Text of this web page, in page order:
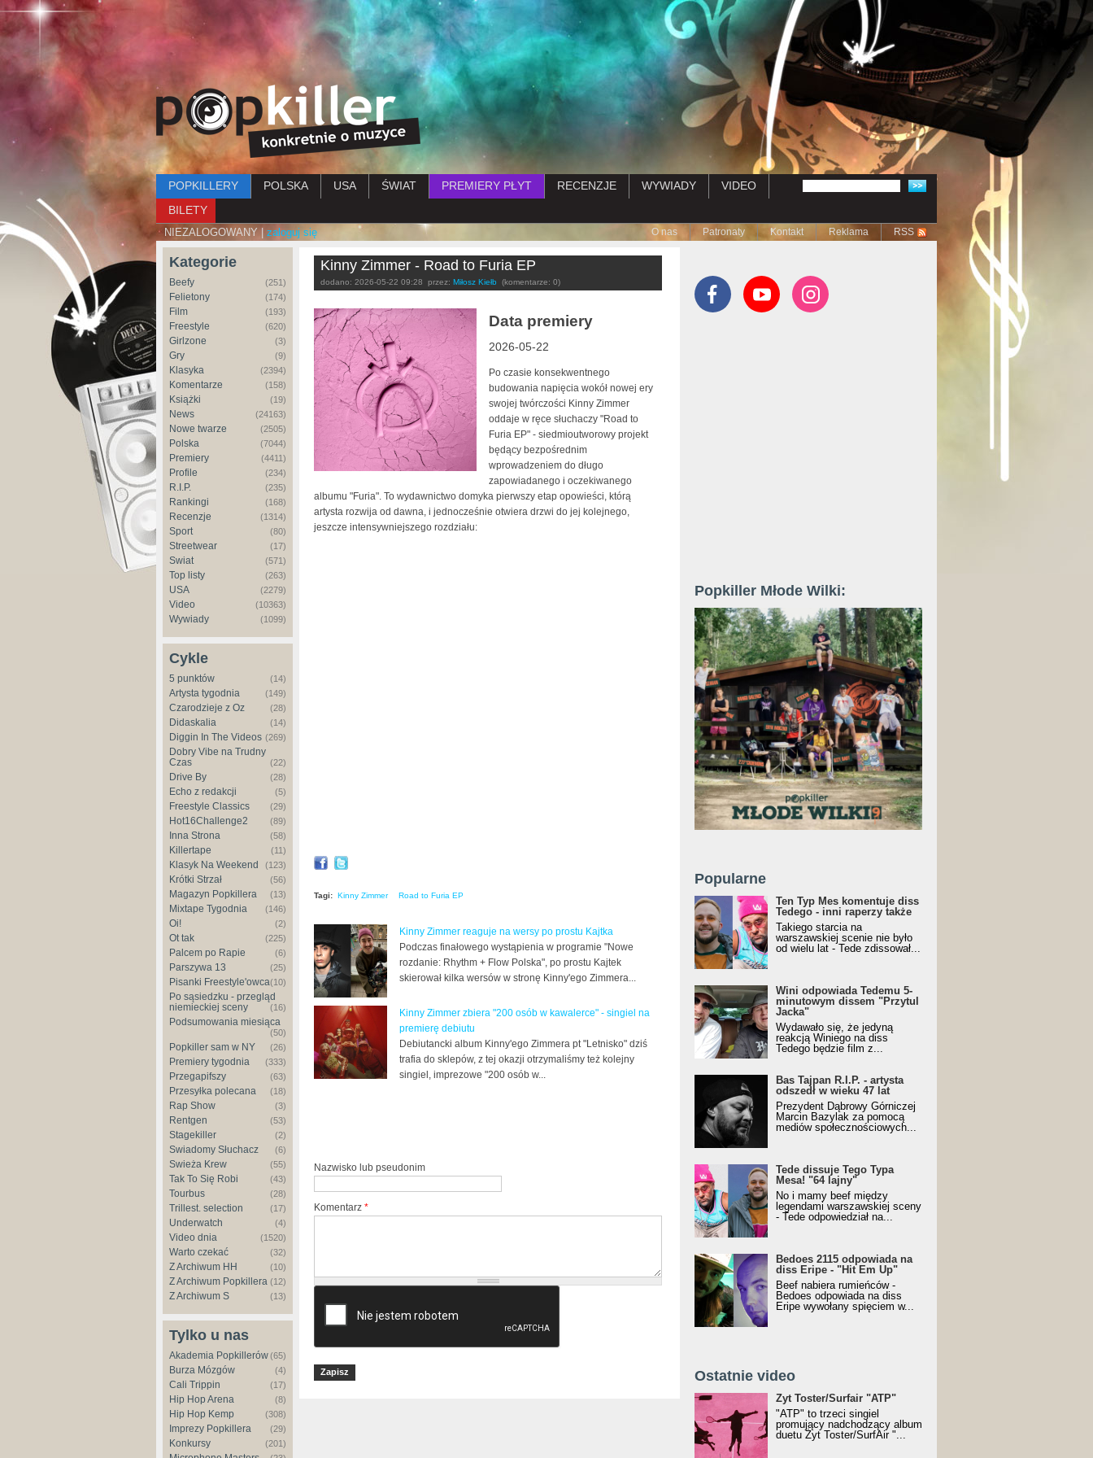
Przejdź do treści
Menu główne
POPKILLERY POLSKA USA ŚWIAT PREMIERY PŁYT RECENZJE WYWIADY
VIDEO
BILETY
NIEZALOGOWANY | zaloguj się Submenu
O nas Patronaty Kontakt Reklama RSS
Kategorie
Beefy (251)
Felietony (174)
Film (193)
Freestyle (620)
Girlzone (3)
Gry (9)
Klasyka (2394)
Komentarze (158)
Książki (19)
News (24163)
Nowe twarze (2505)
Polska (7044)
Premiery (4411)
Profile (234)
R.I.P. (235)
Rankingi (168)
Recenzje (1314)
Sport (80)
Streetwear (17)
Świat (571)
Top listy (263)
USA (2279)
Video (10363)
Wywiady (1099)
Cykle
5 punktów (14)
Artysta tygodnia (149)
Czarodzieje z Oz (28)
Didaskalia (14)
Diggin In The Videos (269)
Dobry Vibe na Trudny
Czas
(22)
Drive By (28)
Echo z redakcji (5)
Freestyle Classics (29)
Hot16Challenge2 (89)
Inna Strona (58)
Killertape (11)
Klasyk Na Weekend (123)
Krótki Strzał (56)
Magazyn Popkillera (13)
Mixtape Tygodnia (146)
Oi! (2)
Ot tak (225)
Palcem po Rapie (6)
Parszywa 13 (25)
Pisanki Freestyle'owca(10)
Po sąsiedzku - przegląd
niemieckiej sceny
(16)
Podsumowania miesiąca
(50)
Popkiller sam w NY (26)
Premiery tygodnia (333)
Przegapifszy (63)
Przesyłka polecana (18)
Rap Show (3)
Rentgen (53)
Stagekiller (2)
Świadomy Słuchacz (6)
Świeża Krew (55)
Tak To Się Robi (43)
Tourbus (28)
Trillest. selection (17)
Underwatch (4)
Video dnia (1520)
Warto czekać (32)
Z Archiwum HH (10)
Z Archiwum Popkillera (12)
Z Archiwum S (13)
Tylko u nas
Akademia Popkillerów(65)
Burza Mózgów (4)
Cali Trippin (17)
Hip Hop Arena (8)
Hip Hop Kemp (308)
Imprezy Popkillera (29)
Konkursy (201)
Kinny Zimmer - Road to Furia EP
dodano: 2026-05-22 09:28 przez: Miłosz Kiełb (komentarze: 0)
Data premiery
2026-05-22
Po czasie konsekwentnego
budowania napięcia wokół nowej ery
swojej twórczości Kinny Zimmer
oddaje w ręce słuchaczy "Road to
Furia EP" - siedmioutworowy projekt
będący bezpośrednim
wprowadzeniem do długo
zapowiadanego i oczekiwanego
albumu "Furia". To wydawnictwo domyka pierwszy etap opowieści, którą
artysta rozwija od dawna, i jednocześnie otwiera drzwi do jej kolejnego,
jeszcze intensywniejszego rozdziału:
Tagi: Kinny Zimmer Road to Furia EP
Kinny Zimmer reaguje na wersy po prostu Kajtka
Podczas finałowego wystąpienia w programie "Nowe
rozdanie: Rhythm + Flow Polska", po prostu Kajtek
skierował kilka wersów w stronę Kinny'ego Zimmera...
Kinny Zimmer zbiera "200 osób w kawalerce" - singiel na
premierę debiutu
Debiutancki album Kinny'ego Zimmera pt "Letnisko" dziś
trafia do sklepów, z tej okazji otrzymaliśmy też kolejny
singiel, imprezowe "200 osób w...
Nazwisko lub pseudonim
Komentarz *
Popkiller Młode Wilki:
Popularne
Ten Typ Mes komentuje diss
Tedego - inni raperzy także
Takiego starcia na
warszawskiej scenie nie było
od wielu lat - Tede zdissował...
Wini odpowiada Tedemu 5-
minutowym dissem "Przytul
Jacka"
Wydawało się, że jedyną
reakcją Winiego na diss
Tedego będzie film z...
Bas Tajpan R.I.P. - artysta
odszedł w wieku 47 lat
Prezydent Dąbrowy Górniczej
Marcin Bazylak za pomocą
mediów społecznościowych...
Tede dissuje Tego Typa
Mesa! "64 lajny"
No i mamy beef między
legendami warszawskiej sceny
- Tede odpowiedział na...
Bedoes 2115 odpowiada na
diss Eripe - "Hit Em Up"
Beef nabiera rumieńców -
Bedoes odpowiada na diss
Eripe wywołany spięciem w...
Ostatnie video
Żyt Toster/SurfAir - ATP VIDEO
Żyt Toster/Surfair "ATP"
"ATP" to trzeci singiel
promujący nadchodzący album
duetu Żyt Toster/SurfAir "...